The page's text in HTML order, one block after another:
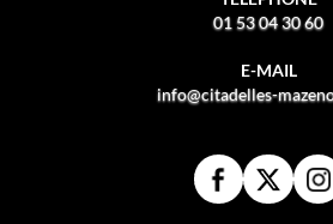
01 53 04 30 60
E-MAIL
info@citadelles-